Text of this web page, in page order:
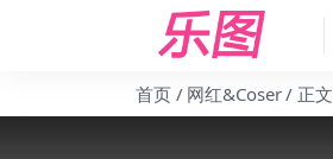
首页 网红&Coser 正文